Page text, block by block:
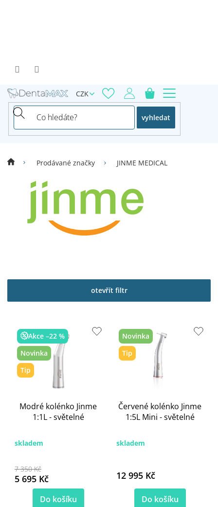
vyhledat
CZK
Prodávané značky JINME MEDICAL
otevřít filtr
Akce –22 %
Novinka
Tip
Modré kolénko Jinme
1:1L - světelné
skladem
7 350 Kč
5 695 Kč
Do košíku
Novinka
Tip
Červené kolénko Jinme
1:5L Mini - světelné
skladem
12 995 Kč
Do košíku